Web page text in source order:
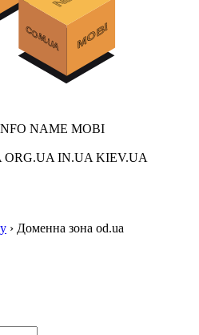
NAME MOBI
IN.UA KIEV.UA
› Доменна зона od.ua